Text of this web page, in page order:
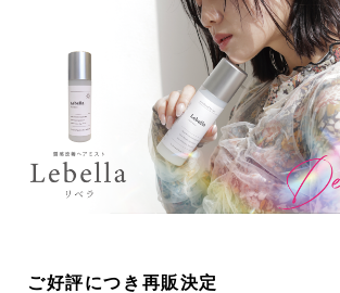
ご好評につき再販決定